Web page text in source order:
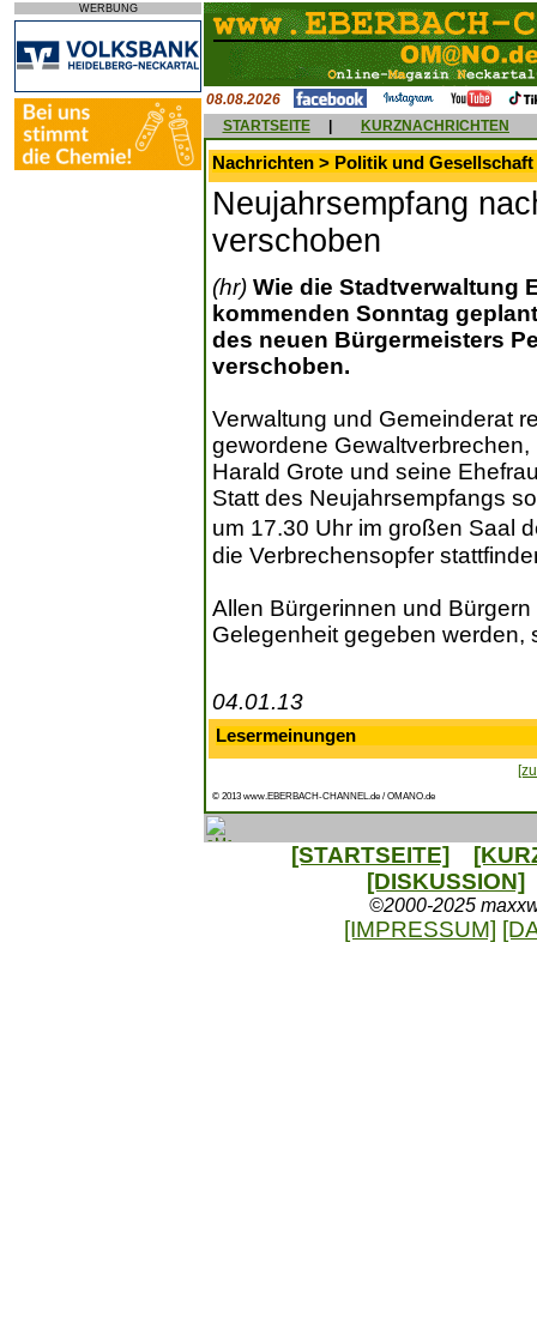
WERBUNG
08.08.2026
STARTSEITE
KURZNACHRICHTEN
Nachrichten > Politik und Gesellschaft
Neujahrsempfang
verschoben
(hr) Wie die Stadtverwaltung
kommenden Sonntag
des neuen Bürgermeisters
verschoben.
Verwaltung und Gemeinderat
gewordene
Harald Grote und seine
Statt des Neujahrsempfangs
um 17.30 Uhr im großen Saal
die Verbrechensopfer
Allen Bürgerinnen und
Gelegenheit gegeben
04.01.13
Lesermeinungen
© 2013 www.EBERBACH-CHANNEL.de / OMANO.de
[STARTSEITE]
[DISKUSSION]
©2000-2025
[IMPRESSUM]